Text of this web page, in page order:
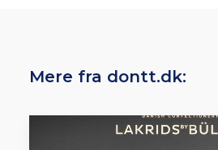
Mere fra dontt.dk: